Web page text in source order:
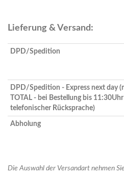
Lieferung & Versand:
DPD/Spedition
DPD/Spedition - Express next day
TOTAL - bei Bestellung bis
telefonischer Rücksprache)
Abholung
Die Auswahl der Versandart nehmen